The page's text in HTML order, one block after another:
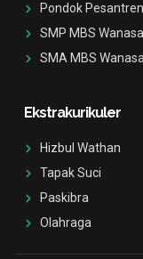
Pondok Pesantren
SMP MBS
SMA MBS
Ekstrakurikuler
Hizbul Wathan
Tapak Suci
Paskibra
Olahraga